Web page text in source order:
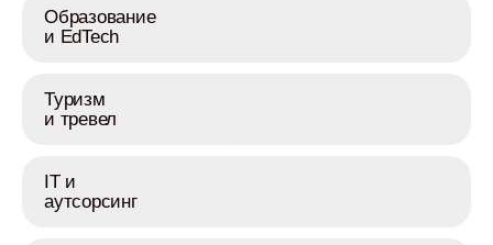
Образование
и EdTech
Туризм
и тревел
IT и
аутсорсинг